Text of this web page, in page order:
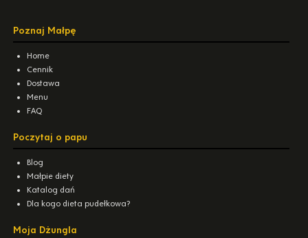
Poznaj Małpę
Home
Cennik
Dostawa
Menu
FAQ
Poczytaj o papu
Blog
Małpie diety
Katalog dań
Dla kogo dieta pudełkowa?
Moja Dżungla